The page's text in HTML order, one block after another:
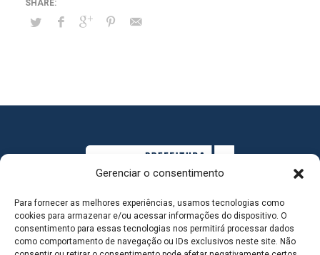
Gerenciar o consentimento
Para fornecer as melhores experiências, usamos tecnologias como
cookies para armazenar e/ou acessar informações do dispositivo. O
consentimento para essas tecnologias nos permitirá processar dados
como comportamento de navegação ou IDs exclusivos neste site. Não